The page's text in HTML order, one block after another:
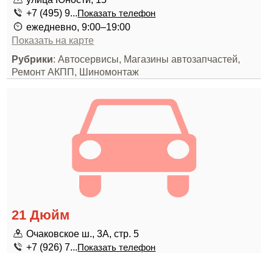
+7 (495) 9...Показать телефон
ежедневно, 9:00–19:00
Показать на карте
Рубрики: Автосервисы, Магазины автозапчастей,
Ремонт АКПП, Шиномонтаж
21 Дюйм
Очаковское ш., 3А, стр. 5
+7 (926) 7...Показать телефон